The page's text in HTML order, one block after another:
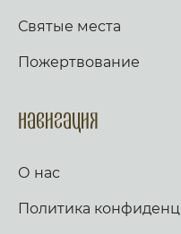
Благодатным
товаров,
Святые места
Пожертвование
Навигация
О нас
Политика